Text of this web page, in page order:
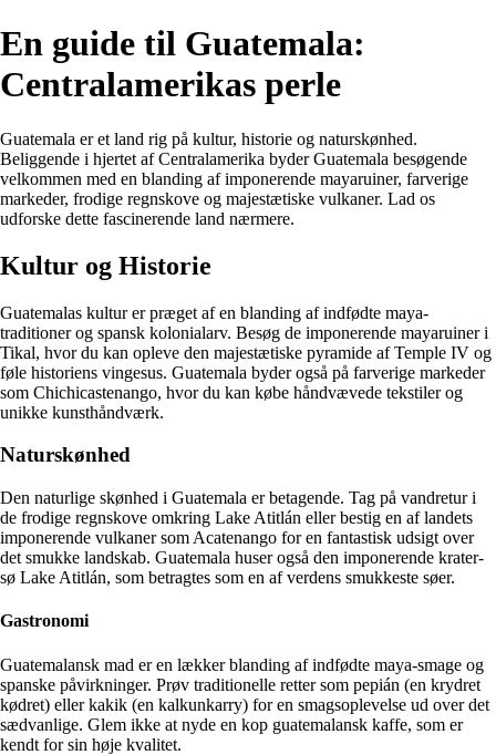
En guide til Guatemala:
Centralamerikas perle
Guatemala er et land rig på kultur, historie og naturskønhed.
Beliggende i hjertet af Centralamerika byder Guatemala besøgende
velkommen med en blanding af imponerende mayaruiner, farverige
markeder, frodige regnskove og majestætiske vulkaner. Lad os
udforske dette fascinerende land nærmere.
Kultur og Historie
Guatemalas kultur er præget af en blanding af indfødte maya-
traditioner og spansk kolonialarv. Besøg de imponerende mayaruiner i
Tikal, hvor du kan opleve den majestætiske pyramide af Temple IV og
føle historiens vingesus. Guatemala byder også på farverige markeder
som Chichicastenango, hvor du kan købe håndvævede tekstiler og
unikke kunsthåndværk.
Naturskønhed
Den naturlige skønhed i Guatemala er betagende. Tag på vandretur i
de frodige regnskove omkring Lake Atitlán eller bestig en af landets
imponerende vulkaner som Acatenango for en fantastisk udsigt over
det smukke landskab. Guatemala huser også den imponerende krater-
sø Lake Atitlán, som betragtes som en af verdens smukkeste søer.
Gastronomi
Guatemalansk mad er en lækker blanding af indfødte maya-smage og
spanske påvirkninger. Prøv traditionelle retter som pepián (en krydret
kødret) eller kakik (en kalkunkarry) for en smagsoplevelse ud over det
sædvanlige. Glem ikke at nyde en kop guatemalansk kaffe, som er
kendt for sin høje kvalitet.